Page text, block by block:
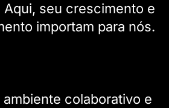
Aqui, seu crescimento e
importam para nós.
ambiente colaborativo e